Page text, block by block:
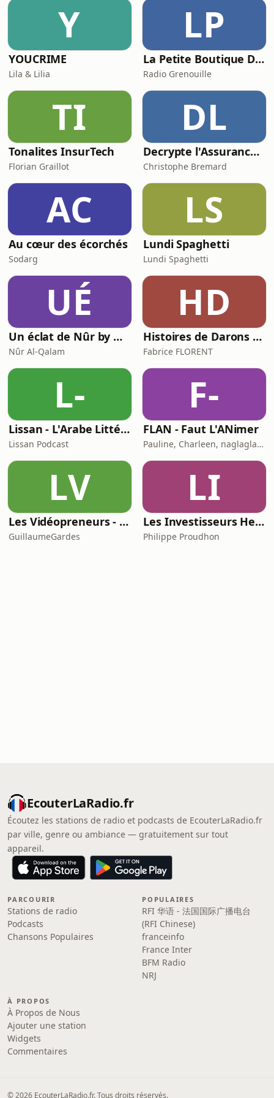
continu de la mer sous des conditions
de tempête, enregistré à distan
Y
YOUCRIME
Lila & Lilia
LP
La Petite Boutique De Curiosités - Dr Zoom
Radio Grenouille
TI
Tonalites InsurTech
Florian Graillot
DL
Decrypte l'Assurance : Le Podcast qui rend l'assurance (Presque) sexy
Christophe Bremard
AC
Au cœur des écorchés
Sodarg
LS
Lundi Spaghetti
Lundi Spaghetti
UÉ
Un éclat de Nûr by Nûr Al-Qalam
Nûr Al-Qalam
HD
Histoires de Darons (des pères qui parlent de paternité)
Fabrice FLORENT
L-
Lissan - L'Arabe Littéraire au Quotidien
Lissan Podcast
F-
FLAN - Faut L'ANimer
Pauline, Charleen, naglaglasson, Élabète
LV
Les Vidéopreneurs - Le Podcast des vidéastes entrepreneurs.
GuillaumeGardes
LI
Les Investisseurs Heureux : le podcast sans langue de bois
Philippe Proudhon
EcouterLaRadio.fr
Écoutez les stations de radio et podcasts de EcouterLaRadio.fr
par ville, genre ou ambiance — gratuitement sur tout
appareil.
PARCOURIR
Stations de radio
Podcasts
Chansons Populaires
POPULAIRES
RFI 华语 - 法国国际广播电台
(RFI Chinese)
franceinfo
France Inter
BFM Radio
NRJ
À PROPOS
À Propos de Nous
Ajouter une station
Widgets
Commentaires
© 2026 EcouterLaRadio.fr. Tous droits réservés.